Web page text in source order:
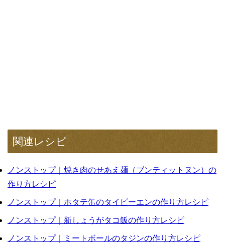
関連レシピ
ノンストップ｜焼き肉のせあえ麺（ブンティットヌン）の
作り方レシピ
ノンストップ｜ホタテ缶のタイピーエンの作り方レシピ
ノンストップ｜新しょうがタコ飯の作り方レシピ
ノンストップ｜ミートボールのタジンの作り方レシピ